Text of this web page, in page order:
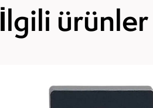
İlgili ürünler